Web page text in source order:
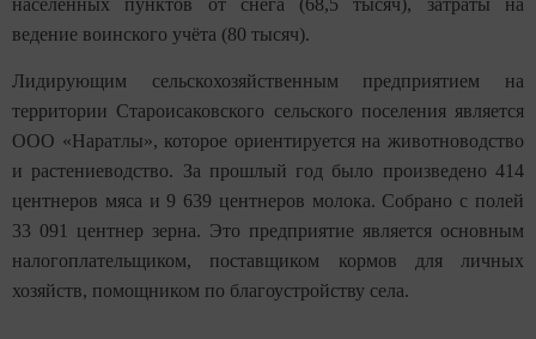
населённых пунктов от снега (68,5 тысяч), затраты на
ведение воинского учёта (80 тысяч).
Лидирующим сельскохозяйственным предприятием на
территории Староисаковского сельского поселения является
ООО «Наратлы», которое ориентируется на животноводство
и растениеводство. За прошлый год было произведено 414
центнеров мяса и 9 639 центнеров молока. Собрано с полей
33 091 центнер зерна. Это предприятие является основным
налогоплательщиком, поставщиком кормов для личных
хозяйств, помощником по благоустройству села.